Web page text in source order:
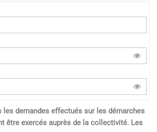
les demandes effectués sur les démarches
être exercés auprès de la collectivité. Les